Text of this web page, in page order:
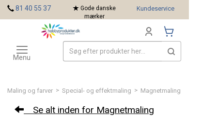
Maling og farver > Special- og effektmaling > Magnetmaling
Se alt inden for Magnetmaling
81 40 55 37
Gode danske
mærker
Kundeservice
Toggle
navigation
Menu
Mærker